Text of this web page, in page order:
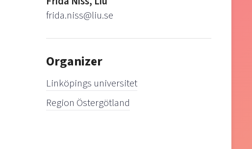
frida.niss@liu.se
Organizer
Linköpings universitet
Region Östergötland